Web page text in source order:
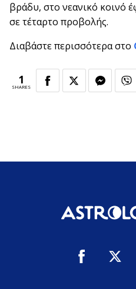
βράδυ, στο νεανικό κοινό
σε τέταρτο προβολής.
Διαβάστε περισσότερα στο
1
SHARES